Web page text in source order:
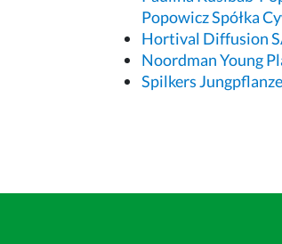
Popowicz Spółka
Hortival Diffusion
Noordman Young
Spilkers